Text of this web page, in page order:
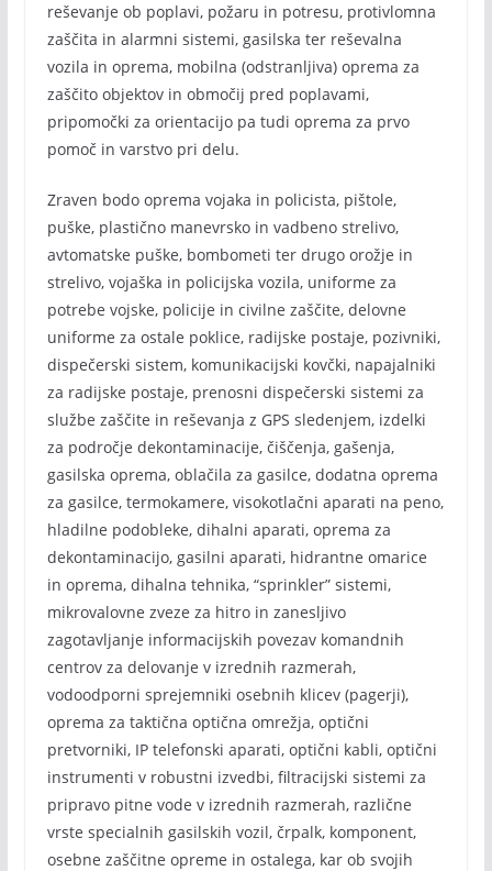
reševanje ob poplavi, požaru in potresu, protivlomna
zaščita in alarmni sistemi, gasilska ter reševalna
vozila in oprema, mobilna (odstranljiva) oprema za
zaščito objektov in območij pred poplavami,
pripomočki za orientacijo pa tudi oprema za prvo
pomoč in varstvo pri delu.
Zraven bodo oprema vojaka in policista, pištole,
puške, plastično manevrsko in vadbeno strelivo,
avtomatske puške, bombometi ter drugo orožje in
strelivo, vojaška in policijska vozila, uniforme za
potrebe vojske, policije in civilne zaščite, delovne
uniforme za ostale poklice, radijske postaje, pozivniki,
dispečerski sistem, komunikacijski kovčki, napajalniki
za radijske postaje, prenosni dispečerski sistemi za
službe zaščite in reševanja z GPS sledenjem, izdelki
za področje dekontaminacije, čiščenja, gašenja,
gasilska oprema, oblačila za gasilce, dodatna oprema
za gasilce, termokamere, visokotlačni aparati na peno,
hladilne podobleke, dihalni aparati, oprema za
dekontaminacijo, gasilni aparati, hidrantne omarice
in oprema, dihalna tehnika, “sprinkler” sistemi,
mikrovalovne zveze za hitro in zanesljivo
zagotavljanje informacijskih povezav komandnih
centrov za delovanje v izrednih razmerah,
vodoodporni sprejemniki osebnih klicev (pagerji),
oprema za taktična optična omrežja, optični
pretvorniki, IP telefonski aparati, optični kabli, optični
instrumenti v robustni izvedbi, filtracijski sistemi za
pripravo pitne vode v izrednih razmerah, različne
vrste specialnih gasilskih vozil, črpalk, komponent,
osebne zaščitne opreme in ostalega, kar ob svojih